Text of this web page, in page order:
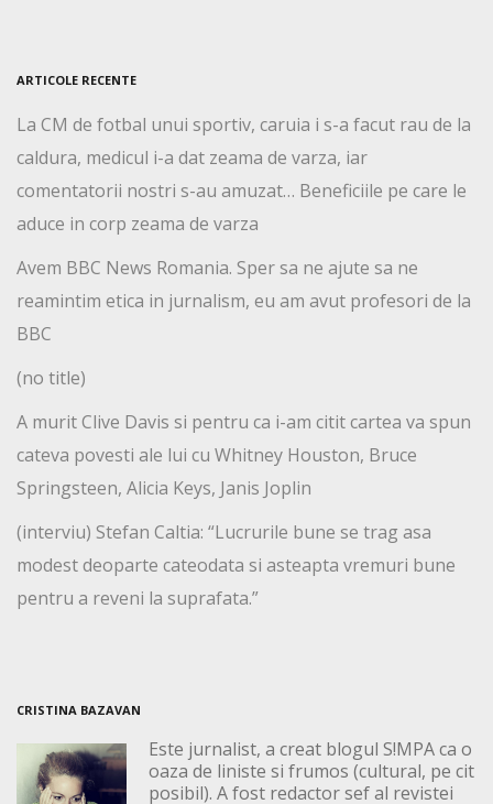
ARTICOLE RECENTE
La CM de fotbal unui sportiv, caruia i s-a facut rau de la
caldura, medicul i-a dat zeama de varza, iar
comentatorii nostri s-au amuzat… Beneficiile pe care le
aduce in corp zeama de varza
Avem BBC News Romania. Sper sa ne ajute sa ne
reamintim etica in jurnalism, eu am avut profesori de la
BBC
(no title)
A murit Clive Davis si pentru ca i-am citit cartea va spun
cateva povesti ale lui cu Whitney Houston, Bruce
Springsteen, Alicia Keys, Janis Joplin
(interviu) Stefan Caltia: “Lucrurile bune se trag asa
modest deoparte cateodata si asteapta vremuri bune
pentru a reveni la suprafata.”
CRISTINA BAZAVAN
Este jurnalist, a creat blogul S!MPA ca o
oaza de liniste si frumos (cultural, pe cit
posibil). A fost redactor sef al revistei